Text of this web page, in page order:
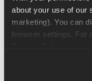
about your use of our
marketing). You can
Wenn du das mit einer
einer bequemen
Hände schön nah am
einen Schritt nach